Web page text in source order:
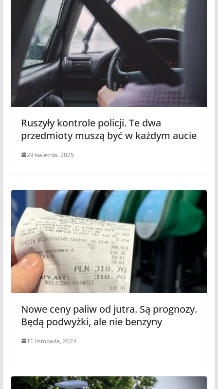
Ruszyły kontrole policji. Te dwa
przedmioty muszą być w każdym aucie
29 kwietnia, 2025
Nowe ceny paliw od jutra. Są prognozy.
Będą podwyżki, ale nie benzyny
11 listopada, 2024